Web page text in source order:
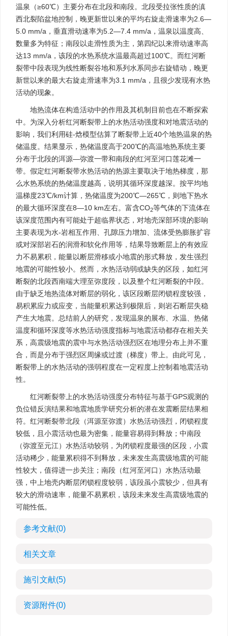
温泉（≥60℃）主要分布在北段和南段。北段受拉张性质的滇
西北裂陷盆地控制，晚更新世以来的平均右旋走滑速率为2.6—
5.0 mm/a，垂直滑动速率为5.2—7.4 mm/a，温泉以温度高、
数量多为特征；南段以走滑性质为主，第四纪以来滑动速率高
达13 mm/a，该段的水热系统水温最高超过100℃。而红河断
裂带中段表现为线性断裂谷地和系列水系同步右旋错动，晚更
新世以来的最大右旋走滑速率为3.1 mm/a，且很少发现有水热
活动的现象。
地热流体在构造活动中的作用及其机制目前也在不断探索
中。为深入分析红河断裂带上的水热活动强度和对地震活动的
影响，我们利用硅-焓模型估算了断裂带上近40个地热温泉的热
储温度。结果显示，热储温度高于200℃的高温地热系统主要
分布于北段的洱源—弥渡一带和南段的红河至河口莲花滩一
带。假定红河断裂带水热活动的热源主要取决于地热梯度，那
么水热系统的热储温度越高，说明其循环深度越深。按平均地
温梯度23℃/km计算，热储温度为200℃—265℃，则地下热水
的最大循环深度在8—10 km左右。富含CO2等气体的下流体在
该深度范围内有可能处于超临界状态，对地壳深部环境的影响
主要表现为水-岩相互作用、孔隙压力增加、流体受热膨胀扩容
或对深部岩石的润滑和软化作用等，结果导致断层上的有效应
力不易累积，能量以断层滑移或小地震的形式释放，发生强烈
地震的可能性较小。然而，水热活动弱或缺失的区段，如红河
断裂的北段西南端大理至弥度段，以及整个红河断裂的中段。
由于缺乏地热流体对断层的弱化，该区段断层闭锁程度较强，
易积累应力或应变，当能量积累达到极限后，则岩石断层失稳
产生大地震。总结前人的研究，发现温泉的展布、水温、热储
温度和循环深度等水热活动强度指标与地震活动都存在相关关
系，高震级地震的震中与水热活动强烈区在地理分布上并不重
合，而是分布于强烈区周缘或过渡（梯度）带上。由此可见，
断裂带上的水热活动的强弱程度在一定程度上控制着地震活动
性。
红河断裂带上的水热活动强度分布特征与基于GPS观测的
负位错反演结果和地震地质学研究分析的潜在发震断层结果相
符。红河断裂带北段（洱源至弥渡）水热活动强烈，闭锁程度
较低，且小震活动也最为密集，能量容易得到释放；中南段
（弥渡至元江）水热活动较弱，为闭锁程度最强的区段，小震
活动稀少，能量累积得不到释放，未来发生高震级地震的可能
性较大，值得进一步关注；南段（红河至河口）水热活动最
强，中上地壳内断层闭锁程度较弱，该段虽小震较少，但具有
较大的滑动速率，能量不易累积，该段未来发生高震级地震的
可能性低。
参考文献(0)
相关文章
施引文献(5)
资源附件(0)